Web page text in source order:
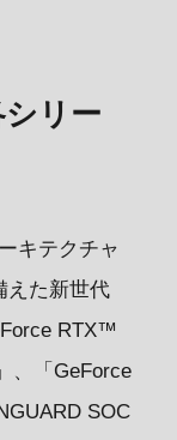
リー
キテクチャ
えた新世代
RTX™
、「GeForce
SOC